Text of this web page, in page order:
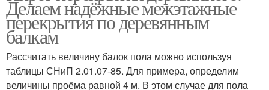
Делаем надёжные межэтажные
перекрытия по деревянным
балкам
Рассчитать величину балок пола можно используя
таблицы СНиП 2.01.07-85. Для примера, определим
величины проёма равной 4 м. В этом случае для пола